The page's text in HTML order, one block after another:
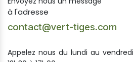
à l'adresse
contact@vert-tiges.com
Appelez nous du lundi au